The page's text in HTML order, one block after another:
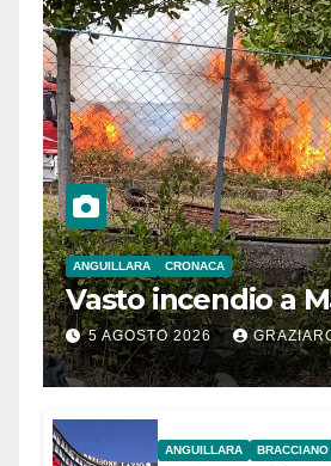
ANGUILLARA CRONACA
Vasto incendio a
5 AGOSTO 2026
ANGUILLARA BRACCIANO